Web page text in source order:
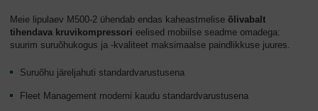
Meie lipulaev M500-2 ühendab endas kaheastmelise õlivabalt
tihendava kruvikompressori eelised mobiilse seadme omadega:
suurim suruõhukogus ja -kvaliteet maksimaalse paindlikkuse juures.
Suruõhu järeljahuti standardvarustusena
Fleet Management modemi kaudu standardvarustusena